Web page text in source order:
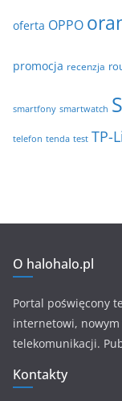
oferta OPPO
promocja recenzja
smartfony smartwatch
telefon tenda test TP-
O halohalo.pl
Portal poświęcony
internetowi,
telekomunikacji.
Kontakty